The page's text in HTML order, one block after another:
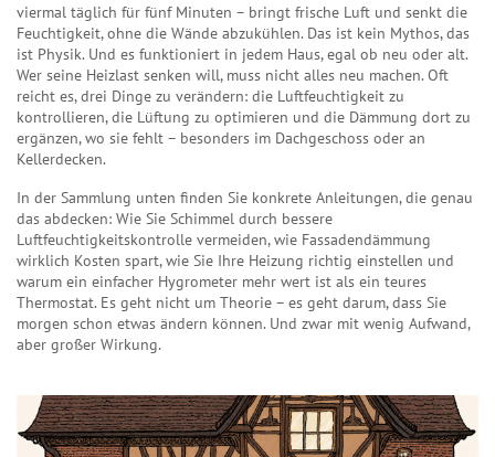
viermal täglich für fünf Minuten – bringt frische Luft und senkt die
Feuchtigkeit, ohne die Wände abzukühlen. Das ist kein Mythos, das
ist Physik. Und es funktioniert in jedem Haus, egal ob neu oder alt.
Wer seine Heizlast senken will, muss nicht alles neu machen. Oft
reicht es, drei Dinge zu verändern: die Luftfeuchtigkeit zu
kontrollieren, die Lüftung zu optimieren und die Dämmung dort zu
ergänzen, wo sie fehlt – besonders im Dachgeschoss oder an
Kellerdecken.
In der Sammlung unten finden Sie konkrete Anleitungen, die genau
das abdecken: Wie Sie Schimmel durch bessere
Luftfeuchtigkeitskontrolle vermeiden, wie Fassadendämmung
wirklich Kosten spart, wie Sie Ihre Heizung richtig einstellen und
warum ein einfacher Hygrometer mehr wert ist als ein teures
Thermostat. Es geht nicht um Theorie – es geht darum, dass Sie
morgen schon etwas ändern können. Und zwar mit wenig Aufwand,
aber großer Wirkung.